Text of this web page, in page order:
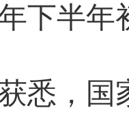
下半年
，国